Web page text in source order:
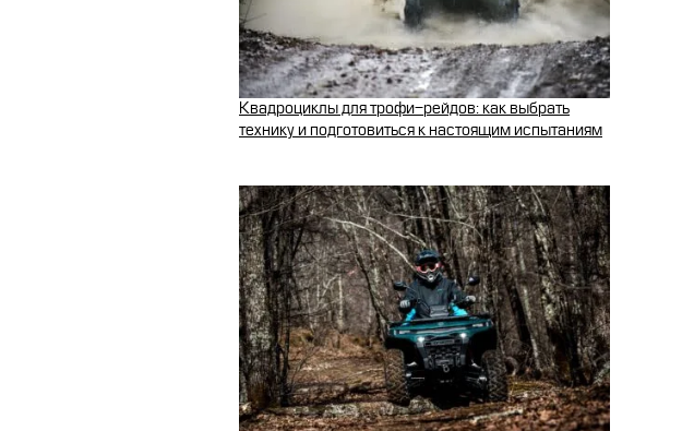
Квадроциклы для трофи-рейдов: как выбрать
технику и подготовиться к настоящим испытаниям